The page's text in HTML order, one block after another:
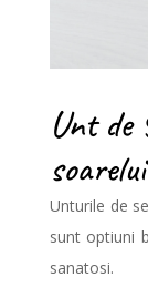
Unt de
Unturile de
sunt optiuni
sanatosi.